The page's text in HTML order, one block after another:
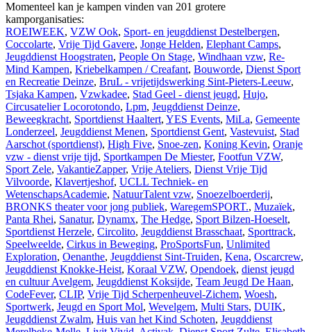
Momenteel kan je kampen vinden van 201 grotere
kamporganisaties:
ROEIWEEK, VZW Ook, Sport- en jeugddienst Destelbergen,
Coccolarte, Vrije Tijd Gavere, Jonge Helden, Elephant Camps,
Jeugddienst Hoogstraten, People On Stage, Windhaan vzw, Re-
Mind Kampen, Kriebelkampen / Creafant, Bouworde, Dienst Sport
en Recreatie Deinze, BruL - vrijetijdswerking Sint-Pieters-Leeuw,
Tsjaka Kampen, Vzwkadee, Stad Geel - dienst jeugd, Hujo,
Circusatelier Locorotondo, Lpm, Jeugddienst Deinze,
Beweegkracht, Sportdienst Haaltert, YES Events, MiLa, Gemeente
Londerzeel, Jeugddienst Menen, Sportdienst Gent, Vastevuist, Stad
Aarschot (sportdienst), High Five, Snoe-zen, Koning Kevin, Oranje
vzw - dienst vrije tijd, Sportkampen De Miester, Footfun VZW,
Sport Zele, VakantieZapper, Vrije Ateliers, Dienst Vrije Tijd
Vilvoorde, Klavertjeshof, UCLL Techniek- en
WetenschapsAcademie, NatuurTalent vzw, Snoezelboerderij,
BRONKS theater voor jong publiek, WaregemSPORT., Muzaïek,
Panta Rhei, Sanatur, Dynamx, The Hedge, Sport Bilzen-Hoeselt,
Sportdienst Herzele, Circolito, Jeugddienst Brasschaat, Sporttrack,
Speelweelde, Cirkus in Beweging, ProSportsFun, Unlimited
Exploration, Oenanthe, Jeugddienst Sint-Truiden, Kena, Oscarcrew,
Jeugddienst Knokke-Heist, Koraal VZW, Opendoek, dienst jeugd
en cultuur Avelgem, Jeugddienst Koksijde, Team Jeugd De Haan,
CodeFever, CLIP, Vrije Tijd Scherpenheuvel-Zichem, Woesh,
Sportwerk, Jeugd en Sport Mol, Wevelgem, Multi Stars, DUIK,
Jeugddienst Zwalm, Huis van het Kind Schoten, Jeugddienst